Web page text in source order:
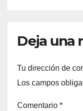
Deja una
Tu dirección de
Los campos
Comentario *